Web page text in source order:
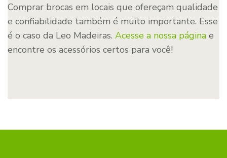
Comprar brocas em locais que ofereçam qualidade
e confiabilidade também é muito importante. Esse
é o caso da Leo Madeiras. Acesse a nossa página e
encontre os acessórios certos para você!